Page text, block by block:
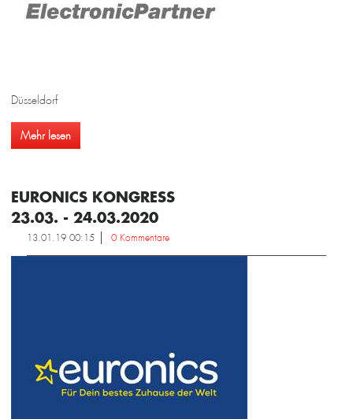
Düsseldorf
Mehr lesen
EURONICS KONGRESS
23.03. - 24.03.2020
13.01.19 00:15 0 Kommentare